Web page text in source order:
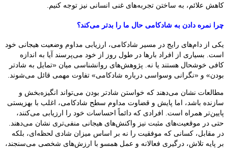
کاهش علائم، به ساختن تجربه‌های غنی انسانی نیز توجه کنیم.
چرا نمره دادن به شادکامی حال ما را بدتر می‌کند؟
یکی از دام‌های رایج در مسیر شادکامی، ارزیابی مداوم وضعیت هیجانی خود
است. بسیاری از افراد بارها در طول روز از خود می‌پرسند آیا به اندازه
کافی خوشحال هستند یا نه. پژوهش‌های روانشناسی میان «تمایل به شادتر
بودن» و «نگرانی وسواسی درباره شادکامی» تفاوت مهمی قائل می‌شوند.
مطالعات نشان می‌دهند که خواستن شادتر بودن می‌تواند انگیزه‌بخش و
سازنده باشد، اما پایش و قضاوت مداوم سطح شادکامی، اغلب با بهزیستی
پایین‌تر همراه است. افرادی که دائماً احساسات خود را ارزیابی می‌کنند،
حتی در موقعیت‌های مثبت نیز واکنش‌های هیجانی منفی‌تری نشان می‌دهند.
در مقابل، کسانی که موفقیت را نه بر اساس میزان شادی لحظه‌ای، بلکه
بر پایه تلاش، درگیری فعالانه و عمل همسو با ارزش‌های شخصی می‌سنجند،